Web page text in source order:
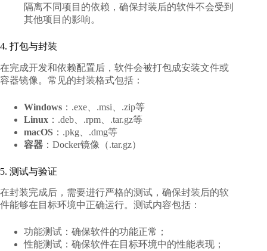
隔离不同项目的依赖，确保封装后的软件不会受到
其他项目的影响。
4. 打包与封装
在完成开发和依赖配置后，软件会被打包成安装文件或
容器镜像。常见的封装格式包括：
Windows ：.exe、.msi、.zip等
Linux ：.deb、.rpm、.tar.gz等
macOS ：.pkg、.dmg等
容器 ：Docker镜像（.tar.gz）
5. 测试与验证
在封装完成后，需要进行严格的测试，确保封装后的软
件能够在目标环境中正确运行。测试内容包括：
功能测试：确保软件的功能正常；
性能测试：确保软件在目标环境中的性能表现；